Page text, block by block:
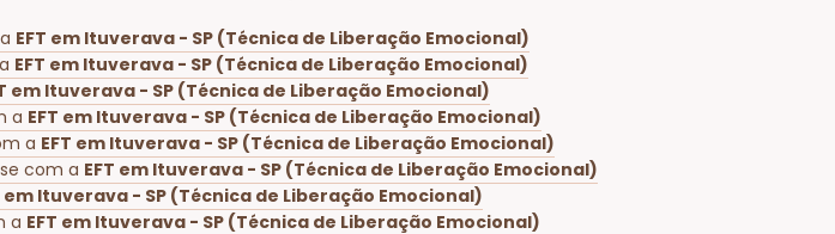
EFT em Ituverava - SP (Técnica de Liberação Emocional)
EFT em Ituverava - SP (Técnica de Liberação Emocional)
em Ituverava - SP (Técnica de Liberação Emocional)
a EFT em Ituverava - SP (Técnica de Liberação Emocional)
a EFT em Ituverava - SP (Técnica de Liberação Emocional)
com a EFT em Ituverava - SP (Técnica de Liberação Emocional)
em Ituverava - SP (Técnica de Liberação Emocional)
a EFT em Ituverava - SP (Técnica de Liberação Emocional)